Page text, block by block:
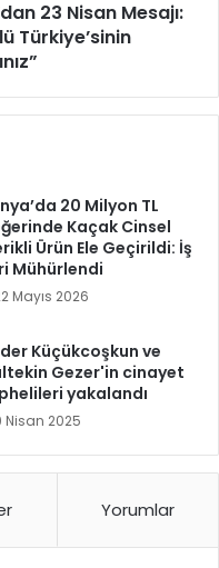
23 Nisan Mesajı:
Türkiye’sinin
20 Milyon TL
Kaçak Cinsel
Ürün Ele Geçirildi: İş
Mühürlendi
Mayıs 2026
Küçükcoşkun ve
Gezer'in cinayet
yakalandı
Nisan 2025
Yorumlar